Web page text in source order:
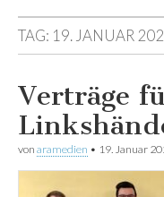
TAG: 19. JANUAR
Verträge
von aramedien • 19. Januar